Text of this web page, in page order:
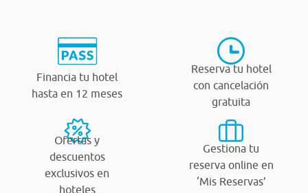
Financia tu hotel
hasta en 12 meses
Reserva tu hotel
con cancelación
gratuita
Ofertas y
descuentos
exclusivos en
hoteles
Gestiona tu
reserva online en
‘Mis Reservas’